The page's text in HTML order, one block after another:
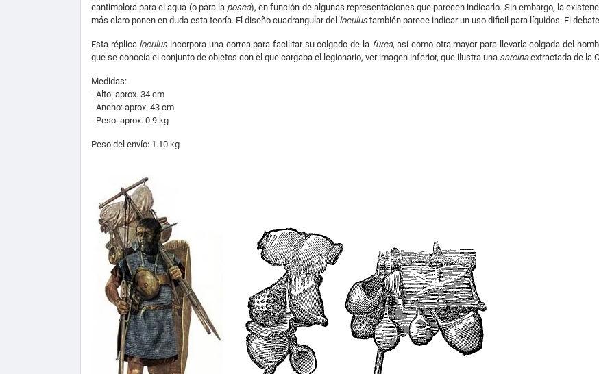
cantimplora para el agua (o para la posca), en función de algunas representaciones que parecen indicarlo. Sin embargo, la
más claro ponen en duda esta teoría. El diseño cuadrangular del loculustambién parece indicar un uso dificil para líquidos. El
Esta réplica loculusincorpora una correa para facilitar su colgado de la furca, así como otra mayor para llevarla colgada del
que se conocía el conjunto de objetos con el que cargaba el legionario, ver imagen inferior, que ilustra una sarcinaextractada de la
Medidas:
- Alto: aprox. 34 cm
- Ancho: aprox. 43 cm
- Peso: aprox. 0.9 kg
Peso del envío: 1.10 kg